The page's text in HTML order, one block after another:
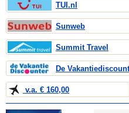
TUI.nl
Sunweb
Summit Travel
De
v.a. € 160,00